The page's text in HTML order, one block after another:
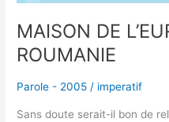
MAISON DE
ROUMANIE
Parole - 2005 / imperatif
Sans doute serait-il bon de